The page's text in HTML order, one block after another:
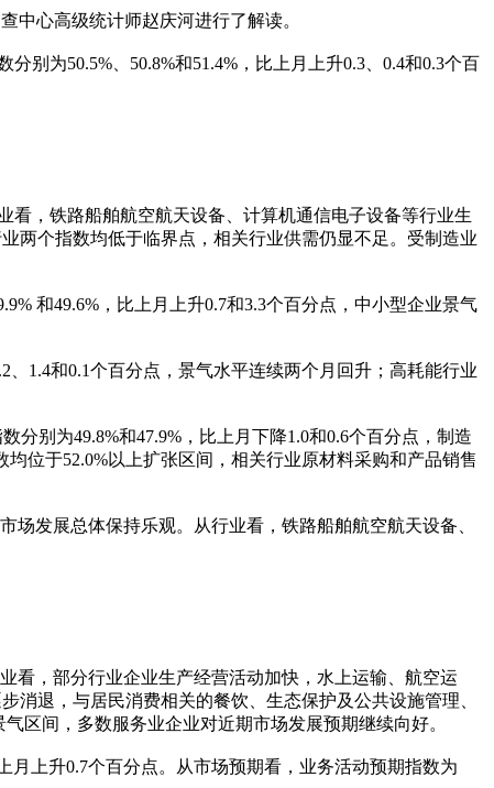
心高级统计师赵庆河进行了解读。
为50.5%、50.8%和51.4%，比上月上升0.3、0.4和0.3个百
，铁路船舶航空航天设备、计算机通信电子设备等行业生
两个指数均低于临界点，相关行业供需仍显不足。受制造业
和49.6%，比上月上升0.7和3.3个百分点，中小型企业景气
1.4和0.1个百分点，景气水平连续两个月回升；高耗能行业
别为49.8%和47.9%，比上月下降1.0和0.6个百分点，制造
位于52.0%以上扩张区间，相关行业原材料采购和产品销售
发展总体保持乐观。从行业看，铁路船舶航空航天设备、
，部分行业企业生产经营活动加快，水上运输、航空运
消退，与居民消费相关的餐饮、生态保护及公共设施管理、
区间，多数服务业企业对近期市场发展预期继续向好。
上升0.7个百分点。从市场预期看，业务活动预期指数为